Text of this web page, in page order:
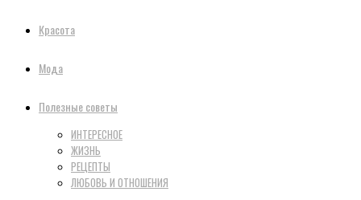
Красота
Мода
Полезные советы
ИНТЕРЕСНОЕ
ЖИЗНЬ
РЕЦЕПТЫ
ЛЮБОВЬ И ОТНОШЕНИЯ